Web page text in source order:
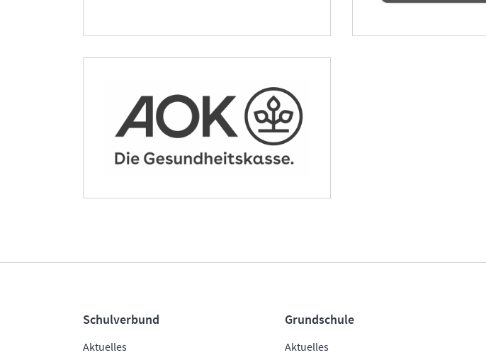
Schulverbund
Aktuelles
Grundschule
Aktuelles